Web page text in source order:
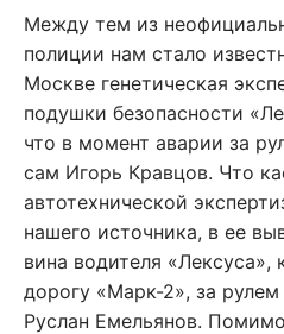
Между тем из
полиции нам стало
Москве генетическая
подушки безопасности
что в момент аварии за
сам Игорь Кравцов. Что
автотехнической
нашего источника, в ее
вина водителя «Лексуса»,
дорогу «Марк-2», за
Руслан Емельянов.